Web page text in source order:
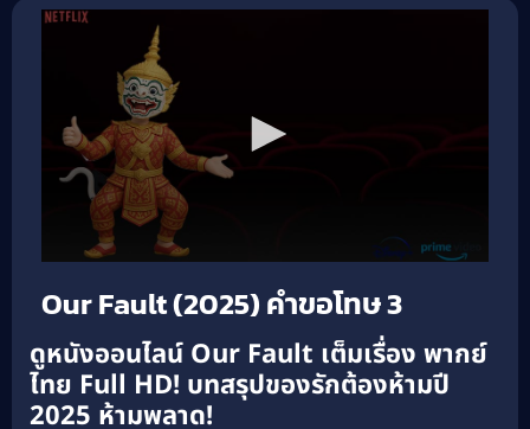
Our Fault (2025) คำขอโทษ 3
ดูหนังออนไลน์ Our Fault เต็มเรื่อง พากย์
ไทย Full HD! บทสรุปของรักต้องห้ามปี
2025 ห้ามพลาด!